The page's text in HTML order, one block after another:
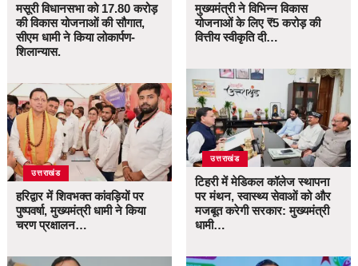
मसूरी विधानसभा को 17.80 करोड़
की विकास योजनाओं की सौगात,
सीएम धामी ने किया लोकार्पण-
शिलान्यास.
उत्तराखंड
हरिद्वार में शिवभक्त कांवड़ियों पर
पुष्पवर्षा, मुख्यमंत्री धामी ने किया
चरण प्रक्षालन…
मुख्यमंत्री ने विभिन्न विकास
योजनाओं के लिए ₹5 करोड़ की
वित्तीय स्वीकृति दी…
उत्तराखंड
टिहरी में मेडिकल कॉलेज स्थापना
पर मंथन, स्वास्थ्य सेवाओं को और
मजबूत करेगी सरकार: मुख्यमंत्री
धामी…